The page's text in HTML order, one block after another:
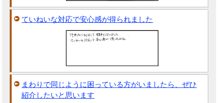
ていねいな対応で安心感が得られました
まわりで同じように困っている方がいましたら、ぜひ
紹介したいと思います